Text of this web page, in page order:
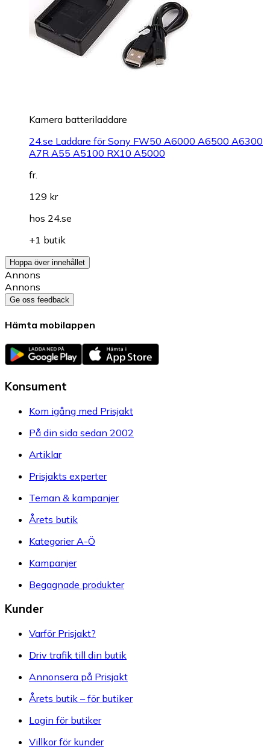
Kamera batteriladdare
24.se Laddare för Sony FW50 A6000 A6500 A6300
A7R A55 A5100 RX10 A5000
fr.
129 kr
hos 24.se
+1 butik
Hoppa över innehållet
Annons
Annons
Ge oss feedback
Hämta mobilappen
Konsument
Kom igång med Prisjakt
På din sida sedan 2002
Artiklar
Prisjakts experter
Teman & kampanjer
Årets butik
Kategorier A-Ö
Kampanjer
Begagnade produkter
Kunder
Varför Prisjakt?
Driv trafik till din butik
Annonsera på Prisjakt
Årets butik – för butiker
Login för butiker
Villkor för kunder